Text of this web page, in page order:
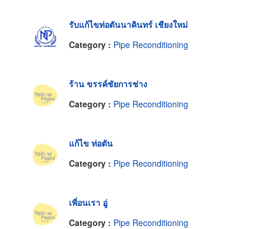
รับแก้ไขท่อตันนาคินทร์ เชียงใหม่
Category : Pipe Reconditioning
ร้าน ขรรค์ชัยการช่าง
Category : Pipe Reconditioning
แก้ไข ท่อตัน
Category : Pipe Reconditioning
เพี่อนเรา อู่
Category : Pipe Reconditioning